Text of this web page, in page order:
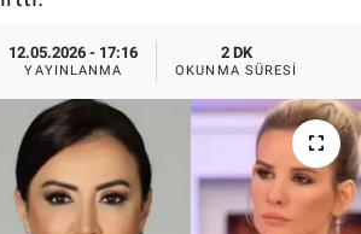
12.05.2026 - 17:16
YAYINLANMA
2 DK
OKUNMA SÜRESI